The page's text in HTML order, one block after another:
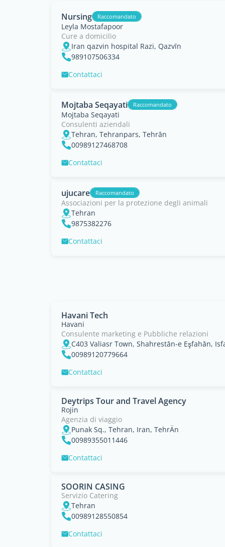
Nursing Raccomandato
Leyla Mostafapoor
Cure a domicilio
Iran qazvin hospital Razi, Qazvīn
989107506334
Contattaci
Mojtaba Seqayati Raccomandato
Mojtaba Seqayati
Consulenti aziendali
Tehran, Tehranpars, Tehrān
00989127468708
Contattaci
ujucare Raccomandato
Associazioni per la protezione degli animali
Tehran
9875382276
Contattaci
Havani Tech
Havani
Consulente marketing e Pubbliche relazioni
C403 Valiasr Town, Shahrestān-e Eşfahān,
00989120779664
Contattaci
Deytrips Tour and Travel Agency
Rojin
Agenzia di viaggio
Punak Sq., Tehran, Iran, TehrÄn
00989355011446
Contattaci
SOORIN CASING
Servizio Catering
Tehran
00989128550854
Contattaci